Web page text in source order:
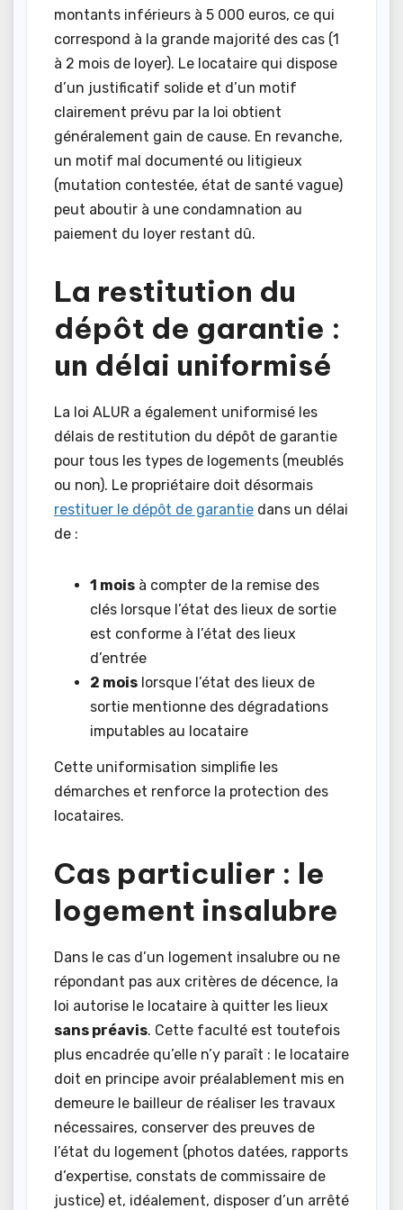
montants inférieurs à 5 000 euros, ce qui
correspond à la grande majorité des cas (1
à 2 mois de loyer). Le locataire qui dispose
d’un justificatif solide et d’un motif
clairement prévu par la loi obtient
généralement gain de cause. En revanche,
un motif mal documenté ou litigieux
(mutation contestée, état de santé vague)
peut aboutir à une condamnation au
paiement du loyer restant dû.
La restitution du
dépôt de garantie :
un délai uniformisé
La loi ALUR a également uniformisé les
délais de restitution du dépôt de garantie
pour tous les types de logements (meublés
ou non). Le propriétaire doit désormais
restituer le dépôt de garantie dans un délai
de :
1 mois à compter de la remise des
clés lorsque l’état des lieux de sortie
est conforme à l’état des lieux
d’entrée
2 mois lorsque l’état des lieux de
sortie mentionne des dégradations
imputables au locataire
Cette uniformisation simplifie les
démarches et renforce la protection des
locataires.
Cas particulier : le
logement insalubre
Dans le cas d’un logement insalubre ou ne
répondant pas aux critères de décence, la
loi autorise le locataire à quitter les lieux
sans préavis. Cette faculté est toutefois
plus encadrée qu’elle n’y paraît : le locataire
doit en principe avoir préalablement mis en
demeure le bailleur de réaliser les travaux
nécessaires, conserver des preuves de
l’état du logement (photos datées, rapports
d’expertise, constats de commissaire de
justice) et, idéalement, disposer d’un arrêté